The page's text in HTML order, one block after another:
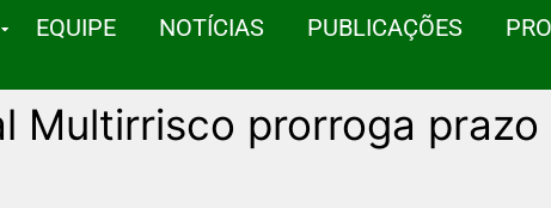
EQUIPE NOTÍCIAS PUBLICAÇÕES
Multirrisco prorroga